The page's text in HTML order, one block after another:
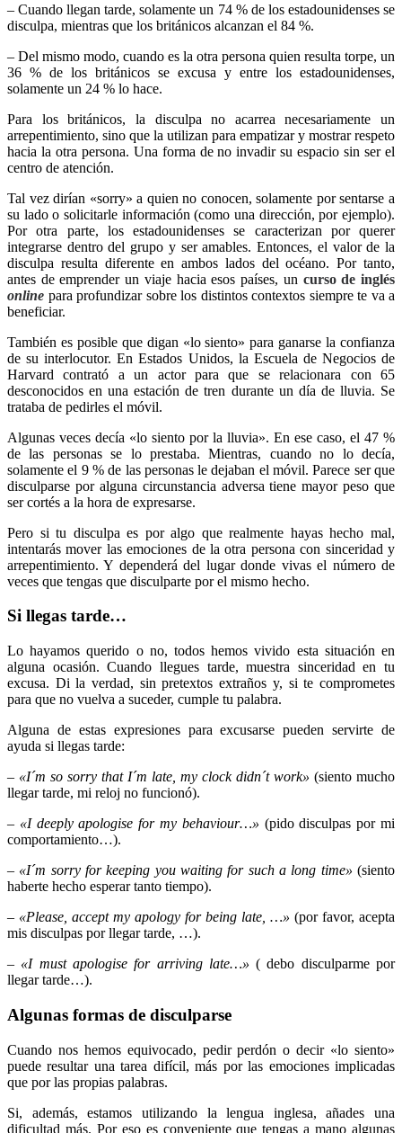
– Cuando llegan tarde, solamente un 74 % de los estadounidenses se
disculpa, mientras que los británicos alcanzan el 84 %.
– Del mismo modo, cuando es la otra persona quien resulta torpe, un
36 % de los británicos se excusa y entre los estadounidenses,
solamente un 24 % lo hace.
Para los británicos, la disculpa no acarrea necesariamente un
arrepentimiento, sino que la utilizan para empatizar y mostrar respeto
hacia la otra persona. Una forma de no invadir su espacio sin ser el
centro de atención.
Tal vez dirían «sorry» a quien no conocen, solamente por sentarse a
su lado o solicitarle información (como una dirección, por ejemplo).
Por otra parte, los estadounidenses se caracterizan por querer
integrarse dentro del grupo y ser amables. Entonces, el valor de la
disculpa resulta diferente en ambos lados del océano. Por tanto,
antes de emprender un viaje hacia esos países, un curso de inglés
online para profundizar sobre los distintos contextos siempre te va a
beneficiar.
También es posible que digan «lo siento» para ganarse la confianza
de su interlocutor. En Estados Unidos, la Escuela de Negocios de
Harvard contrató a un actor para que se relacionara con 65
desconocidos en una estación de tren durante un día de lluvia. Se
trataba de pedirles el móvil.
Algunas veces decía «lo siento por la lluvia». En ese caso, el 47 %
de las personas se lo prestaba. Mientras, cuando no lo decía,
solamente el 9 % de las personas le dejaban el móvil. Parece ser que
disculparse por alguna circunstancia adversa tiene mayor peso que
ser cortés a la hora de expresarse.
Pero si tu disculpa es por algo que realmente hayas hecho mal,
intentarás mover las emociones de la otra persona con sinceridad y
arrepentimiento. Y dependerá del lugar donde vivas el número de
veces que tengas que disculparte por el mismo hecho.
Si llegas tarde…
Lo hayamos querido o no, todos hemos vivido esta situación en
alguna ocasión. Cuando llegues tarde, muestra sinceridad en tu
excusa. Di la verdad, sin pretextos extraños y, si te comprometes
para que no vuelva a suceder, cumple tu palabra.
Alguna de estas expresiones para excusarse pueden servirte de
ayuda si llegas tarde:
– «I´m so sorry that I´m late, my clock didn´t work» (siento mucho
llegar tarde, mi reloj no funcionó).
– «I deeply apologise for my behaviour…» (pido disculpas por mi
comportamiento…).
– «I´m sorry for keeping you waiting for such a long time» (siento
haberte hecho esperar tanto tiempo).
– «Please, accept my apology for being late, …» (por favor, acepta
mis disculpas por llegar tarde, …).
– «I must apologise for arriving late…» ( debo disculparme por
llegar tarde…).
Algunas formas de disculparse
Cuando nos hemos equivocado, pedir perdón o decir «lo siento»
puede resultar una tarea difícil, más por las emociones implicadas
que por las propias palabras.
Si, además, estamos utilizando la lengua inglesa, añades una
dificultad más. Por eso es conveniente que tengas a mano algunas